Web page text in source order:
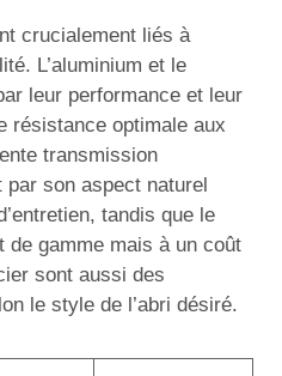
crucialement liés à
L’aluminium et le
leur performance et leur
résistance optimale aux
transmission
par son aspect naturel
tandis que le
de gamme mais à un coût
sont aussi des
le style de l’abri désiré.